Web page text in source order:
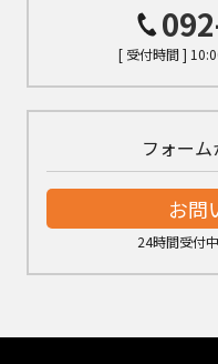
[ 受付時間 ]
フォー
お問
24時間受付